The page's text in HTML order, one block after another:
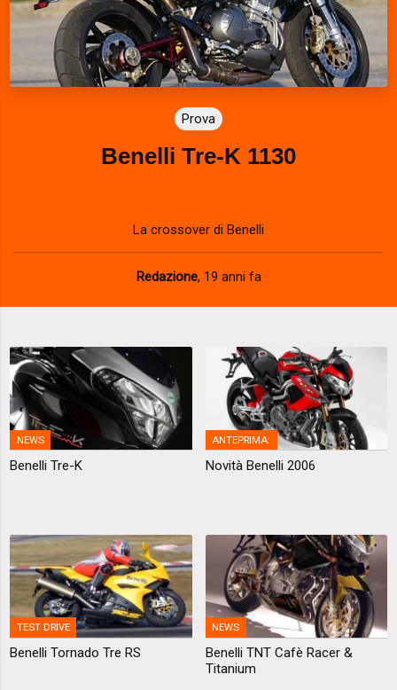
Prova
Benelli Tre-K 1130
La crossover di Benelli
Redazione, 19 anni fa
NEWS
Benelli Tre-K
ANTEPRIMA:
Novità Benelli 2006
TEST DRIVE
Benelli Tornado Tre RS
NEWS
Benelli TNT Cafè Racer &
Titanium